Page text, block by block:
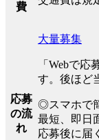
費
応募
の流
れ
大量募集
「Webで
す。後ほど
◎スマホで
最短、即日
応募後に届